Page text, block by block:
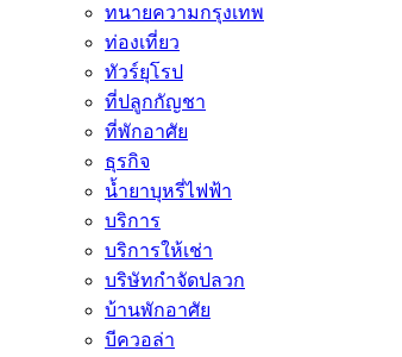
ทนายความกรุงเทพ
ท่องเที่ยว
ทัวร์ยุโรป
ที่ปลูกกัญชา
ที่พักอาศัย
ธุรกิจ
น้ำยาบุหรี่ไฟฟ้า
บริการ
บริการให้เช่า
บริษัทกำจัดปลวก
บ้านพักอาศัย
บีควอล่า